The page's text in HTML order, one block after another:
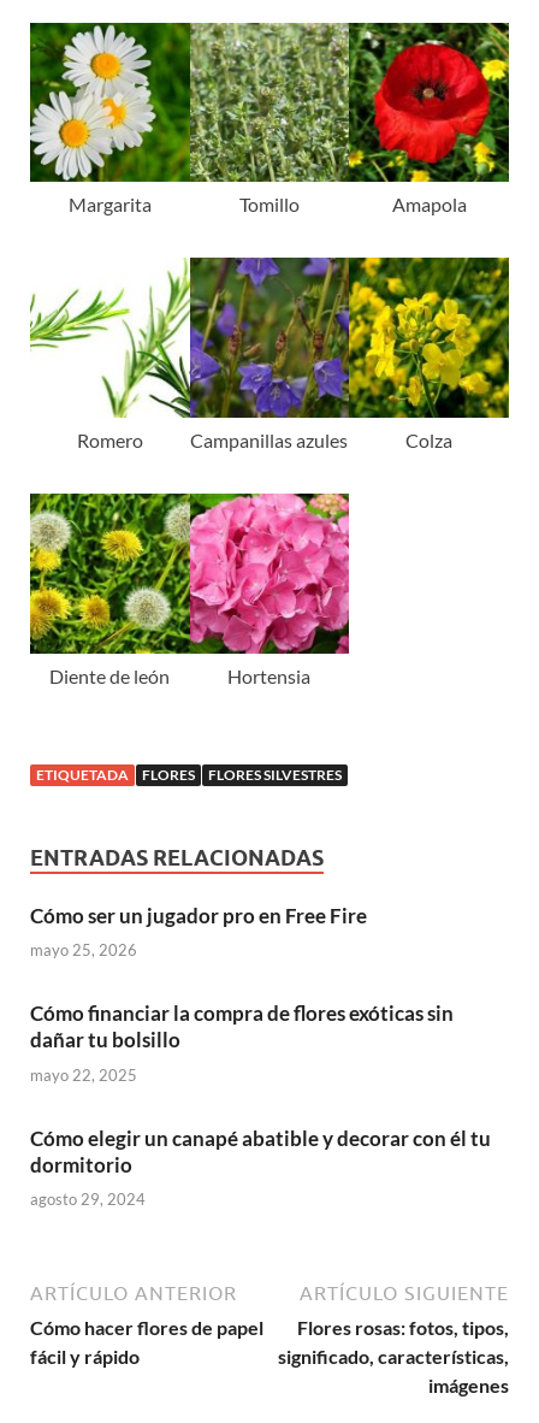
Margarita Tomillo Amapola
Romero Campanillas azules Colza
Diente de león Hortensia
ETIQUETADA FLORES FLORES SILVESTRES
ENTRADAS RELACIONADAS
Cómo ser un jugador pro en Free Fire
mayo 25, 2026
Cómo financiar la compra de flores exóticas sin
dañar tu bolsillo
mayo 22, 2025
Cómo elegir un canapé abatible y decorar con él tu
dormitorio
agosto 29, 2024
ARTÍCULO ANTERIOR
Cómo hacer flores de papel
fácil y rápido
ARTÍCULO SIGUIENTE
Flores rosas: fotos, tipos,
significado, características,
imágenes